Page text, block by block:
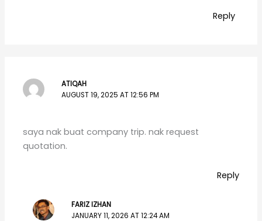
Reply
ATIQAH
AUGUST 19, 2025 AT 12:56 PM
saya nak buat company trip. nak request
quotation.
Reply
FARIZ IZHAN
JANUARY 11, 2026 AT 12:24 AM